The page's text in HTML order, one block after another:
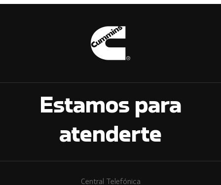
Estamos para
atenderte
Central Telefónica